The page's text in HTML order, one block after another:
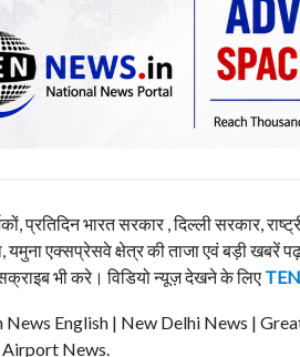
प्रतिदिन भारत सरकार , दिल्ली सरकार,
यमुना एक्सप्रेसवे क्षेत्र की ताजा एवं बड़ी खबरें
भी करे। विडियो न्यूज़ देखने के लिए
News English | New Delhi News |
News.